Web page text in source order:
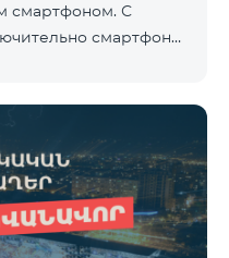
смартфоном. С
смартфон
планом TeamTok -
также можно
с 1250 драмов в
добавляются
тарифного плана
план Teamtok.